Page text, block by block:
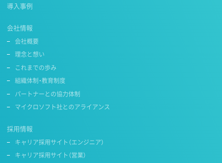
導入事例
会社情報
会社概要
理念と想い
これまでの歩み
組織体制・教育制度
パートナーとの協力体制
マイクロソフト社とのアライアンス
採用情報
キャリア採用サイト（エンジニア）
キャリア採用サイト（営業）